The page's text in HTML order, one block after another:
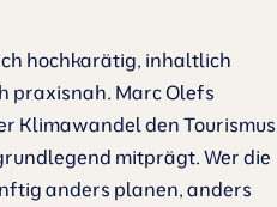
hochkarätig, inhaltlich
praxisnah. Marc Olefs
Klimawandel den Tourismus
mitprägt. Wer die
anders planen, anders